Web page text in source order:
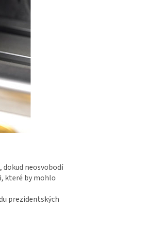
dokud neosvobodí
které by mohlo
prezidentských